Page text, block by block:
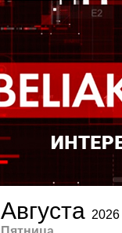
Августа 2026